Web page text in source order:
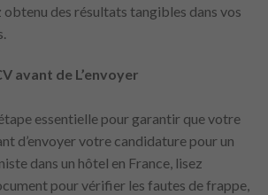
obtenu des résultats tangibles dans vos
avant de L’envoyer
essentielle pour garantir que votre
d’envoyer votre candidature pour un
dans un hôtel en France, lisez
pour vérifier les fautes de frappe,